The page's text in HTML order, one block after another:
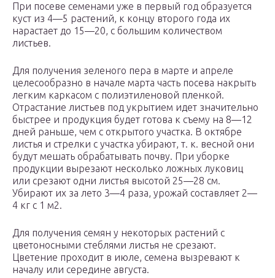
При посеве семенами уже в первый год образуется
куст из 4—5 растений, к концу второго года их
нарастает до 15—20, с большим количеством
листьев.
Для получения зеленого пера в марте и апреле
целесообразно в начале марта часть посева накрыть
легким каркасом с полиэтиленовой пленкой.
Отрастание листьев под укрытием идет значительно
быстрее и продукция будет готова к съему на 8—12
дней раньше, чем с открытого участка. В октябре
листья и стрелки с участка убирают, т. к. весной они
будут мешать обрабатывать почву. При уборке
продукции вырезают несколько ложных луковиц
или срезают одни листья высотой 25—28 см.
Убирают их за лето 3—4 раза, урожай составляет 2—
4 кг с 1 м2.
Для получения семян у некоторых растений с
цветоносными стеблями листья не срезают.
Цветение проходит в июле, семена вызревают к
началу или середине августа.